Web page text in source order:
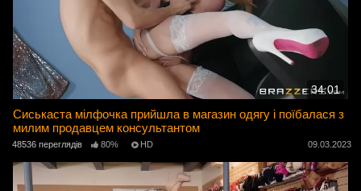
34:01
Сиськаста мілфочка прийшла в магазин одягу і поїбалася з
милим продавцем консультантом
48536 переглядів 80% HD 09.03.2023